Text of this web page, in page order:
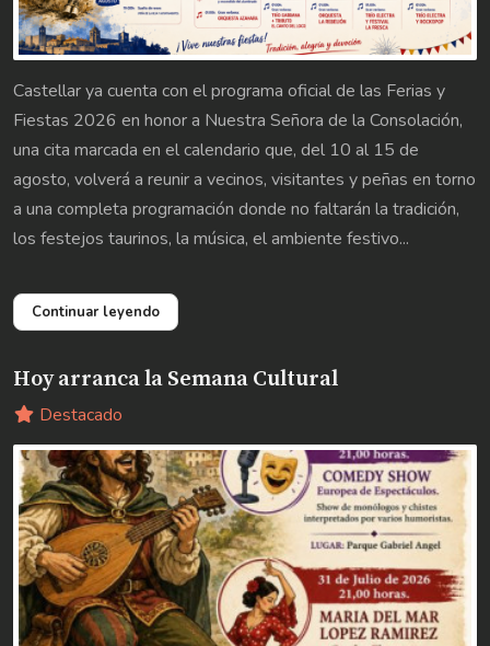
Castellar ya cuenta con el programa oficial de las Ferias y
Fiestas 2026 en honor a Nuestra Señora de la Consolación,
una cita marcada en el calendario que, del 10 al 15 de
agosto, volverá a reunir a vecinos, visitantes y peñas en torno
a una completa programación donde no faltarán la tradición,
los festejos taurinos, la música, el ambiente festivo...
Continuar leyendo
Hoy arranca la Semana Cultural
Destacado